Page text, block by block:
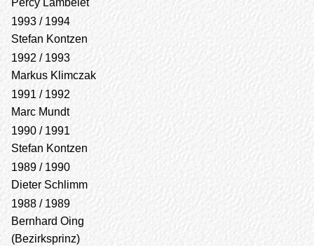
Percy Lambelet
1993 / 1994
Stefan Kontzen
1992 / 1993
Markus Klimczak
1991 / 1992
Marc Mundt
1990 / 1991
Stefan Kontzen
1989 / 1990
Dieter Schlimm
1988 / 1989
Bernhard Oing
(Bezirksprinz)